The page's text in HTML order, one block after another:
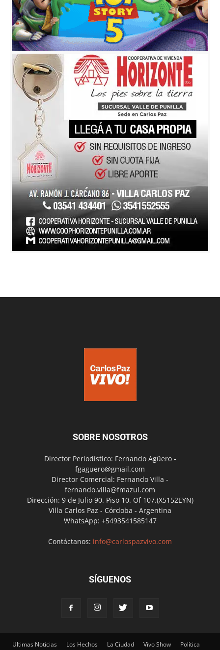
SOBRE NOSOTROS
Director Periodístico: Fernando Agüero -
fgaguero@gmail.com
Director Comercial: Fernando Villa -
fernando.villa@fmazul.com
Dirección: 9 de Julio 90. Piso 10. Of 107.(X5152EYN)
Villa Carlos Paz - Córdoba - Argentina
WhatsApp: +5493541585147
Contáctanos: info@carlospazvivo.com
SÍGUENOS
Ultimas Noticias Los Hechos La Ciudad Vivo Show Política